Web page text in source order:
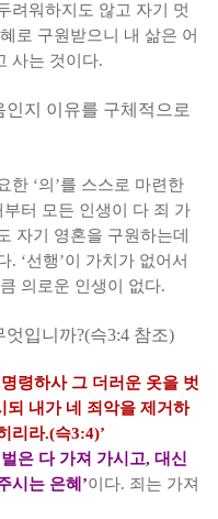
려워하지도 않고 자기 멋
로 구원받으니 내 삶은 어
사는 것이다.
지 이유를 구체적으로
한 ‘의 ’를 스스로 마련한
부터 모든 인생이 다 죄 가
자기 영혼을 구원하는데
. ‘선행’이 가치가 없어서
의로운 인생이 없다.
엇입니까?(슥3:4 참조)
령하사 그 더러운 옷을 벗
되 내가 네 죄악을 제거하
리라.(슥3:4)’
은 다 가져 가시고, 대신
시는 은혜 ’이다. 죄는 가져